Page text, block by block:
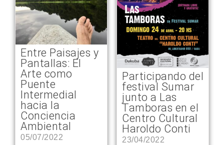
Entre Paisajes y
Pantallas: El
Arte como
Puente
Intermedial
hacia la
Conciencia
Ambiental
05/07/2022
Participando del
festival Sumar
junto a Las
Tamboras en el
Centro Cultural
Haroldo Conti
23/04/2022